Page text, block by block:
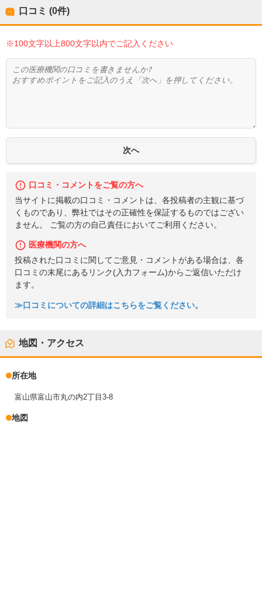
口コミ (0件)
※100文字以上800文字以内でご記入ください
口コミ・コメントをご覧の方へ
当サイトに掲載の口コミ・コメントは、各投稿者の主観に基づ
くものであり、弊社ではその正確性を保証するものではござい
ません。 ご覧の方の自己責任においてご利用ください。
医療機関の方へ
投稿された口コミに関してご意見・コメントがある場合は、各
口コミの末尾にあるリンク(入力フォーム)からご返信いただけ
ます。
≫口コミについての詳細はこちらをご覧ください。
地図・アクセス
所在地
富山県富山市丸の内2丁目3-8
地図